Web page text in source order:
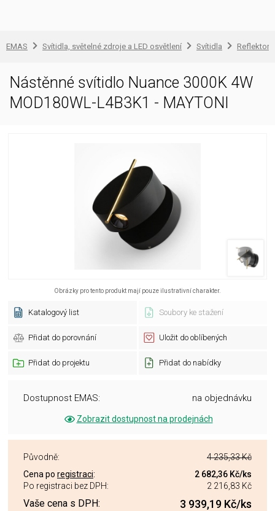
EMAS Svítidla, světelné zdroje a LED osvětlení Svítidla
Nástěnné svítidlo Nuance 3000K 4W
MOD180WL-L4B3K1 - MAYTONI
Obrázky pro tento produkt mají pouze ilustrativní charakter.
Katalogový list Soubory ke stažení
Přidat do porovnání Uložit do oblíbených
Přidat do projektu Přidat do nabídky
Dostupnost EMAS: na objednávku
Zobrazit dostupnost na prodejnách
Původně:
4 235,33 Kč
Cena po registraci: 2 682,36 Kč/ks
Po registraci bez DPH:
2 216,83 Kč
Vaše cena s DPH: 3 939,19 Kč/ks